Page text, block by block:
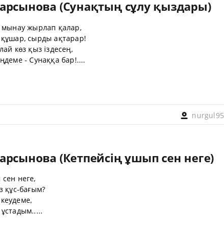
(Сунақтың сұлу қыздары)
мынау жырлап қалар,
сырды ақтарар!
көз қыз іздесең,
- Сунаққа бар!....
nurgul95
(Кетпейсің ұшып сен неге)
неге,
құс-бағым?